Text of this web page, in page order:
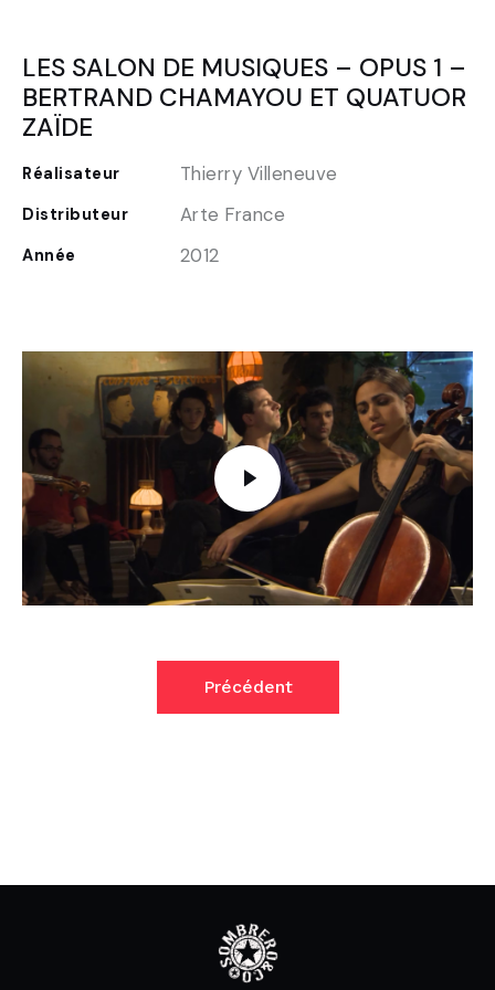
LES SALON DE MUSIQUES – OPUS 1 –
BERTRAND CHAMAYOU ET QUATUOR
ZAÏDE
Réalisateur Thierry Villeneuve
Distributeur Arte France
Année 2012
Précédent